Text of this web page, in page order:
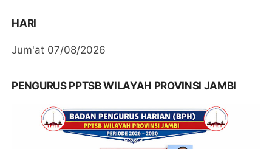
HARI
Jum'at 07/08/2026
PENGURUS PPTSB WILAYAH PROVINSI JAMBI